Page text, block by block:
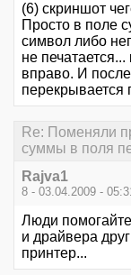
(6) скриншот
Просто в поле
символ либо
не
вправо. И
перекрывается
Re: Поменяли
суммы в поля
Rajva1
8 - 03.04.2009 -
Люди
и драйвера
принтер...